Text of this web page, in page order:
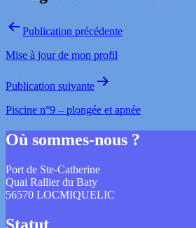
Publication précédente
Mise à jour de mon profil
Publication suivante
Piscine n°9 – plongée et apnée
Où sommes-nous ?
Port de Ste-Catherine
Quai Rallier du Baty
56570 LOCMIQUELIC
Statut